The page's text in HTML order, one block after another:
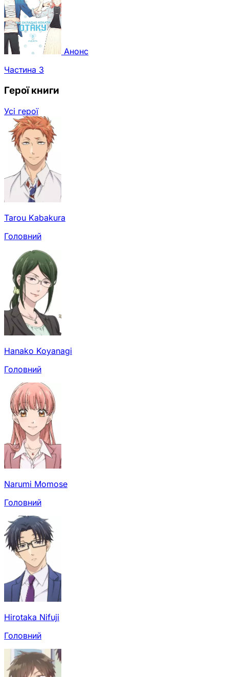
Анонс
Частина 3
Герої книги
Усі герої
Tarou Kabakura
Головний
Hanako Koyanagi
Головний
Narumi Momose
Головний
Hirotaka Nifuji
Головний